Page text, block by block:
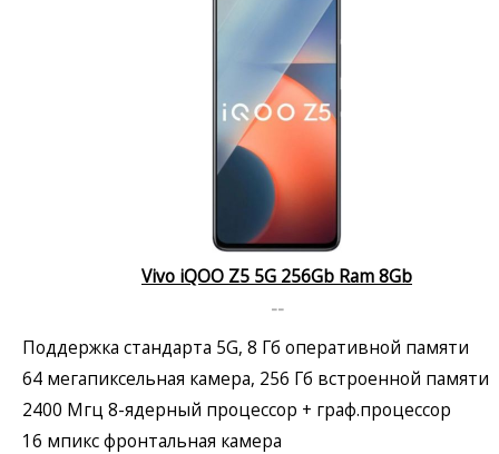
Vivo iQOO Z5 5G 256Gb Ram 8Gb
--
Поддержка стандарта 5G, 8 Гб оперативной памяти
64 мегапиксельная камера, 256 Гб встроенной памяти
2400 Мгц 8-ядерный процессор + граф.процессор
16 мпикс фронтальная камера